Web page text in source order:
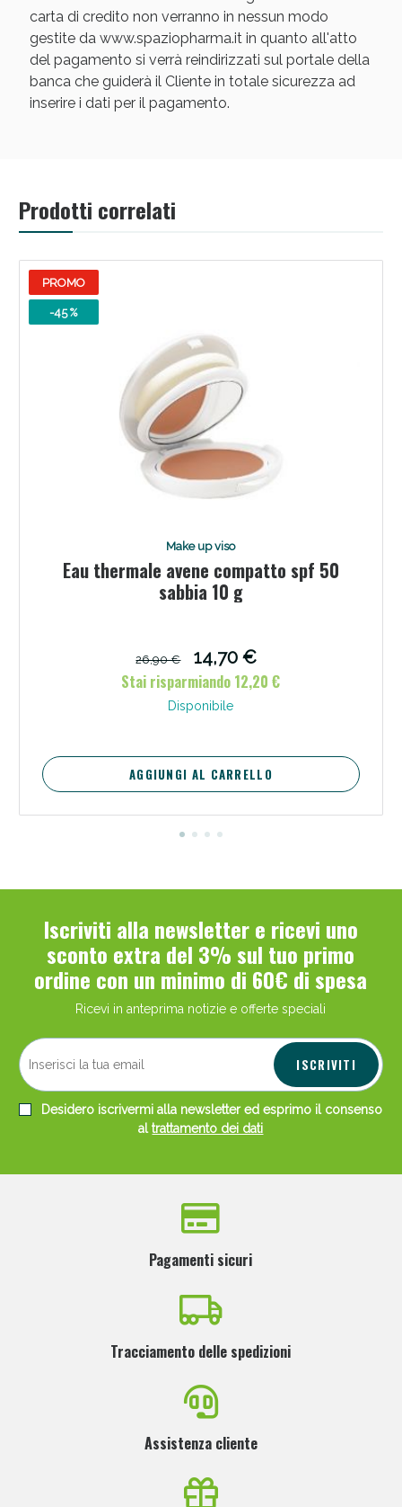
carta di credito non verranno in nessun modo
gestite da www.spaziopharma.it in quanto all'atto
del pagamento si verrà reindirizzati sul portale della
banca che guiderà il Cliente in totale sicurezza ad
inserire i dati per il pagamento.
Prodotti correlati
PROMO
-45 %
Make up viso
Eau thermale avene compatto spf 50
sabbia 10 g
26,90 €
14,70 €
Stai risparmiando 12,20 €
Disponibile
AGGIUNGI AL CARRELLO
Iscriviti alla newsletter e ricevi uno
sconto extra del 3% sul tuo primo
ordine con un minimo di 60€ di spesa
Ricevi in anteprima notizie e offerte speciali
ISCRIVITI
Desidero iscrivermi alla newsletter ed esprimo il consenso
altrattamento dei dati
Pagamenti sicuri
Tracciamento delle spedizioni
Assistenza cliente